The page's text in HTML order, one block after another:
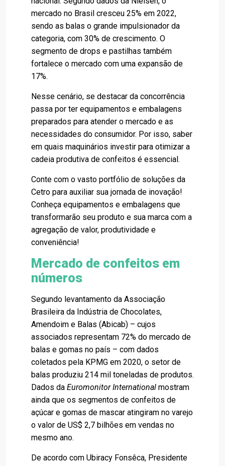
mercado no Brasil cresceu 25% em 2022,
sendo as balas o grande impulsionador da
categoria, com 30% de crescimento. O
segmento de drops e pastilhas também
fortalece o mercado com uma expansão de
17%.
Nesse cenário, se destacar da concorrência
passa por ter equipamentos e embalagens
preparados para atender o mercado e as
necessidades do consumidor. Por isso, saber
em quais maquinários investir para otimizar a
cadeia produtiva de confeitos é essencial.
Conte com o vasto portfólio de soluções da
Cetro para auxiliar sua jornada de inovação!
Conheça equipamentos e embalagens que
transformarão seu produto e sua marca com a
agregação de valor, produtividade e
conveniência!
Mercado de confeitos em
números
Segundo levantamento da Associação
Brasileira da Indústria de Chocolates,
Amendoim e Balas (Abicab) – cujos
associados representam 72% do mercado de
balas e gomas no país – com dados
coletados pela KPMG em 2020, o setor de
balas produziu 214 mil toneladas de produtos.
Dados da Euromonitor International mostram
ainda que os segmentos de confeitos de
açúcar e gomas de mascar atingiram no varejo
o valor de US$ 2,7 bilhões em vendas no
mesmo ano.
De acordo com Ubiracy Fonsêca, Presidente